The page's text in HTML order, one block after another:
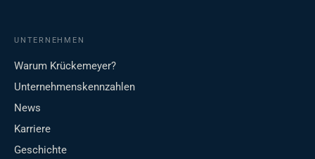
UNTERNEHMEN
Warum Krückemeyer?
Unternehmenskennzahlen
News
Karriere
Geschichte